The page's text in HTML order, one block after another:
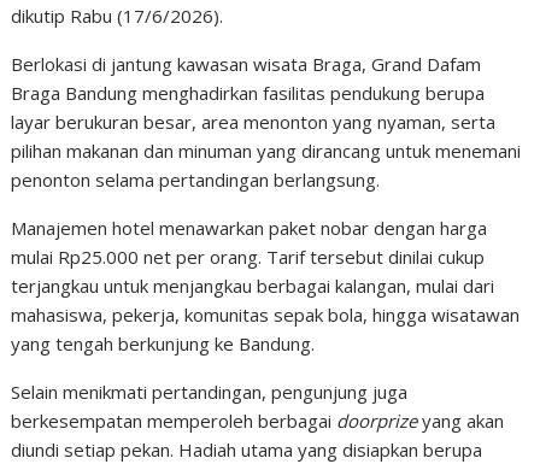
dikutip Rabu (17/6/2026).
Berlokasi di jantung kawasan wisata Braga, Grand Dafam
Braga Bandung menghadirkan fasilitas pendukung berupa
layar berukuran besar, area menonton yang nyaman, serta
pilihan makanan dan minuman yang dirancang untuk menemani
penonton selama pertandingan berlangsung.
Manajemen hotel menawarkan paket nobar dengan harga
mulai Rp25.000 net per orang. Tarif tersebut dinilai cukup
terjangkau untuk menjangkau berbagai kalangan, mulai dari
mahasiswa, pekerja, komunitas sepak bola, hingga wisatawan
yang tengah berkunjung ke Bandung.
Selain menikmati pertandingan, pengunjung juga
berkesempatan memperoleh berbagai doorprizeyang akan
diundi setiap pekan. Hadiah utama yang disiapkan berupa